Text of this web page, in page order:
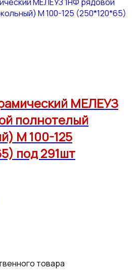
МЕЛЕУЗ
полнотелый
М 100-125
под 291шт
товара